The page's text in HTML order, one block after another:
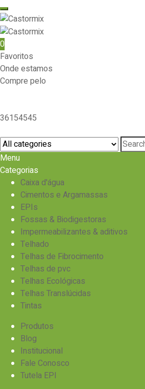
0
Favoritos
Onde estamos
Compre pelo
36154545
Search
for:
Menu
Categorias
Caixa d'água
Cimentos e Argamassas
EPIs
Fossas & Biodigestoras
Impermeabilizantes & aditivos
Telhado
Telhas de Fibrocimento
Telhas de pvc
Telhas Ecológicas
Telhas Translúcidas
Tintas
Produtos
Blog
Institucional
Fale Conosco
Tutela EPI